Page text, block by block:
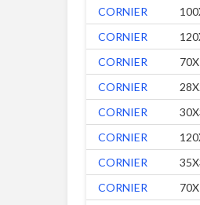
CORNIER
CORNIER
CORNIER
CORNIER
CORNIER
CORNIER
CORNIER
CORNIER